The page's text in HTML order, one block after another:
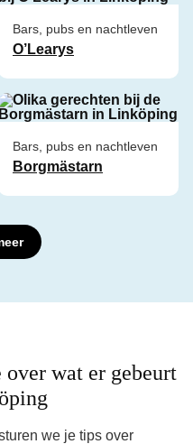
Bars, pubs en nachtleven
O’Learys
Bars, pubs en nachtleven
Borgmästarn
wat er gebeurt
we je tips over